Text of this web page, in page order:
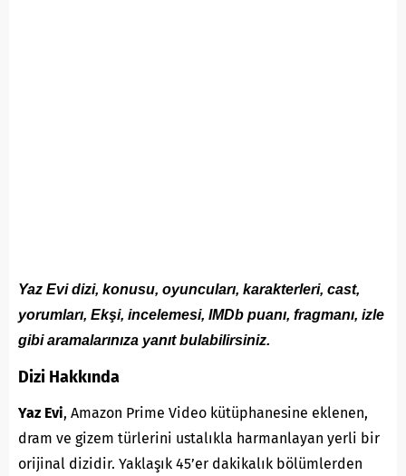
Yaz Evi dizi, konusu, oyuncuları, karakterleri, cast,
yorumları, Ekşi, incelemesi, IMDb puanı, fragmanı, izle
gibi aramalarınıza yanıt bulabilirsiniz.
Dizi Hakkında
Yaz Evi, Amazon Prime Video kütüphanesine eklenen,
dram ve gizem türlerini ustalıkla harmanlayan yerli bir
orijinal dizidir. Yaklaşık 45’er dakikalık bölümlerden